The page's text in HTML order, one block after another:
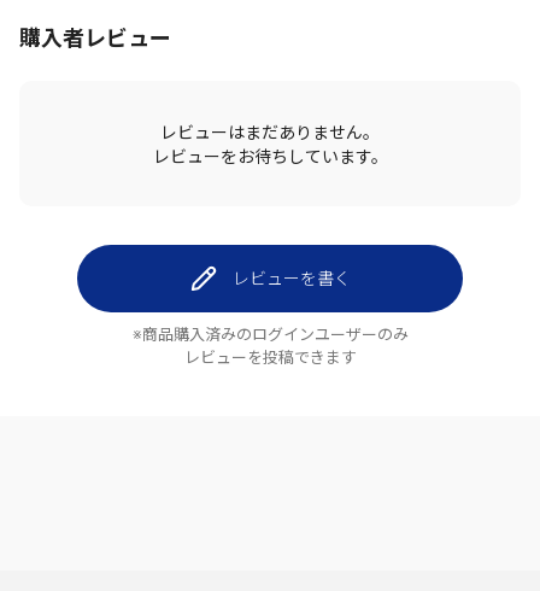
購入者レビュー
レビューはまだありません。
レビューをお待ちしています。
レビューを書く
※商品購入済みのログインユーザーのみ
レビューを投稿できます